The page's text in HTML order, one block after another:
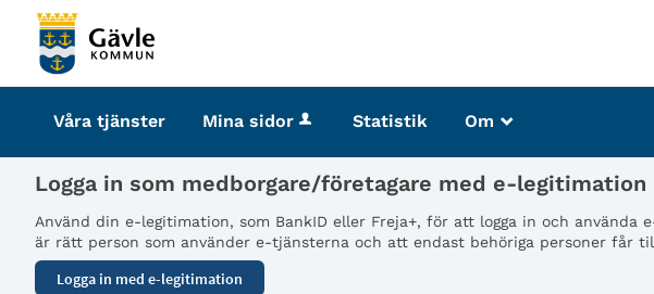
Välkommen
tjänster
Gävle
kommun
Våra tjänster Mina sidor Statistik Om _
Logga in som medborgare/företagare med e-legitimation
Använd din e-legitimation, som BankID eller Freja+, för att logga in och
är rätt person som använder e-tjänsterna och att endast behöriga personer får